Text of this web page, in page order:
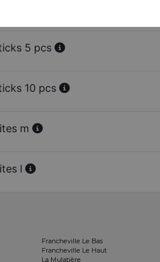
5 pcs
10 pcs
m
l
Francheville Le Bas
Francheville Le Haut
La Mulatière